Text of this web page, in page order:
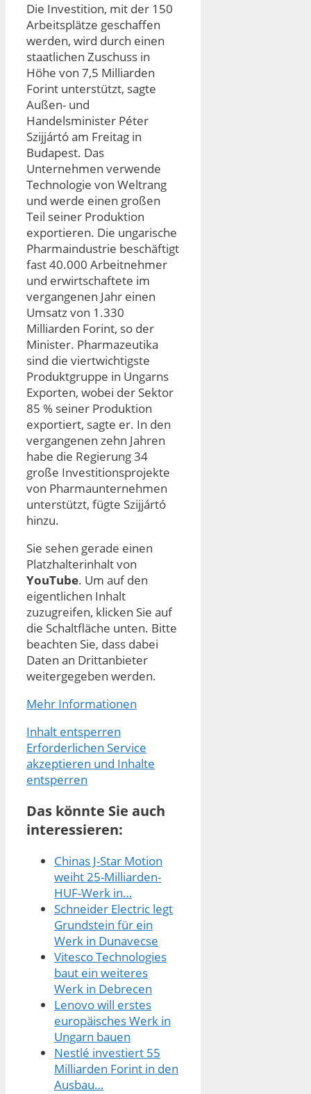
Die Investition, mit der 150
Arbeitsplätze geschaffen
werden, wird durch einen
staatlichen Zuschuss in
Höhe von 7,5 Milliarden
Forint unterstützt, sagte
Außen- und
Handelsminister Péter
Szijjártó am Freitag in
Budapest. Das
Unternehmen verwende
Technologie von Weltrang
und werde einen großen
Teil seiner Produktion
exportieren. Die ungarische
Pharmaindustrie beschäftigt
fast 40.000 Arbeitnehmer
und erwirtschaftete im
vergangenen Jahr einen
Umsatz von 1.330
Milliarden Forint, so der
Minister. Pharmazeutika
sind die viertwichtigste
Produktgruppe in Ungarns
Exporten, wobei der Sektor
85 % seiner Produktion
exportiert, sagte er. In den
vergangenen zehn Jahren
habe die Regierung 34
große Investitionsprojekte
von Pharmaunternehmen
unterstützt, fügte Szijjártó
hinzu.
Sie sehen gerade einen
Platzhalterinhalt von
YouTube. Um auf den
eigentlichen Inhalt
zuzugreifen, klicken Sie auf
die Schaltfläche unten. Bitte
beachten Sie, dass dabei
Daten an Drittanbieter
weitergegeben werden.
Mehr Informationen
Inhalt entsperren
Erforderlichen Service
akzeptieren und Inhalte
entsperren
Das könnte Sie auch
interessieren:
Chinas J-Star Motion
weiht 25-Milliarden-
HUF-Werk in…
Schneider Electric legt
Grundstein für ein
Werk in Dunavecse
Vitesco Technologies
baut ein weiteres
Werk in Debrecen
Lenovo will erstes
europäisches Werk in
Ungarn bauen
Nestlé investiert 55
Milliarden Forint in den
Ausbau…